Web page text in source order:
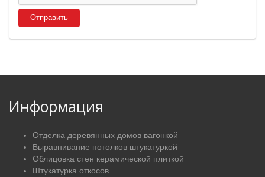
Отправить
Информация
Отделка деревянных домов вагонкой
Выравнивание потолков штукатуркой
Облицовка стен керамической плиткой
Штукатурка откосов